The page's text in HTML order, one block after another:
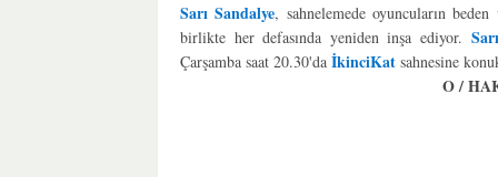
Sarı Sandalye, sahnelemede oyuncuların
birlikte her defasında yeniden inşa ediyor.
Çarşamba saat 20.30'da İkinciKat sahnesine
O /